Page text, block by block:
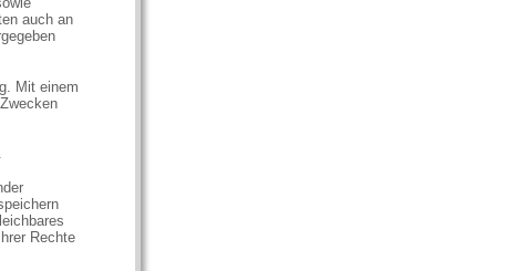
auch an
Mit einem
Rechte